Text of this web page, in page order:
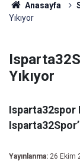
Anasayfa
Yıkıyor
Yıkıyor
Isparta32spor
Yayınlanma: 26 Ekim